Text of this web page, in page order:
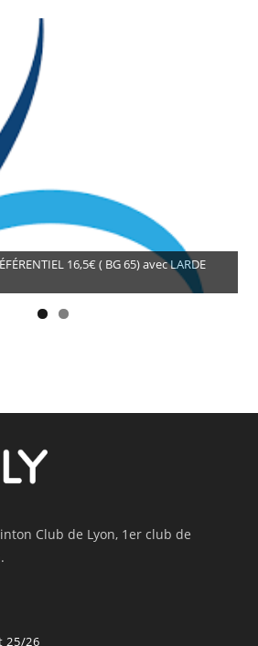
16,5€ ( BG 65) avec LARDE
Club de Lyon, 1er club de
25/26